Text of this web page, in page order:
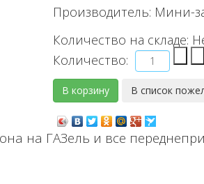
Производитель: Мини-
Количество на складе:
Количество:
на ГАЗель и все